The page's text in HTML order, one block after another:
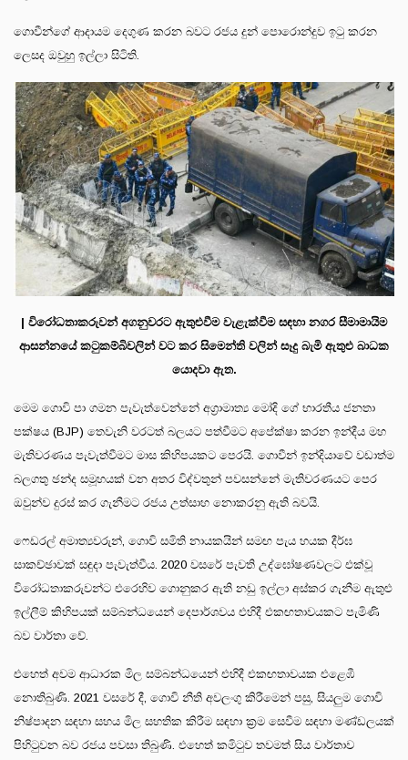
ගොවීන්ගේ ආදායම දෙගුණ කරන බවට රජය දුන් පොරොන්දුව ඉටු කරන
ලෙසද ඔවුහු ඉල්ලා සිටිති.
| විරෝධතාකරුවන් අගනුවරට ඇතුළුවීම වැළැක්වීම සඳහා නගර සීමාමායිම
ආසන්නයේ කටුකම්බිවලින් වට කර සිමෙන්ති වලින් සෑදු බැමි ඇතුළු බාධක
යොදවා ඇත.
මෙම ගොවි පා ගමන පැවැත්වෙන්නේ අග්‍රාමාත්‍ය මෝදි ගේ භාරතීය ජනතා
පක්ෂය (BJP) තෙවැනි වරටත් බලයට පත්වීමට අපේක්ෂා කරන ඉන්දීය මහ
මැතිවරණය පැවැත්වීමට මාස කිහිපයකට පෙරයි. ගොවීන් ඉන්දියාවේ වඩාත්ම
බලගතු ඡන්ද සමූහයක් වන අතර විද්වතුන් පවසන්නේ මැතිවරණයට පෙර
ඔවුන්ව දුරස් කර ගැනීමට රජය උත්සාහ නොකරනු ඇති බවයි.
ෆෙඩරල් අමාත්‍යවරුන්, ගොවි සමිති නායකයින් සමඟ පැය හයක දීර්ඝ
සාකච්ඡාවක් සඳුදා පැවැත්වීය. 2020 වසරේ පැවති උද්ඝෝෂණවලට එක්වූ
විරෝධතාකරුවන්ට එරෙහිව ගොනුකර ඇති නඩු ඉල්ලා අස්කර ගැනීම ඇතුළු
ඉල්ලීම් කිහිපයක් සම්බන්ධයෙන් දෙපාර්ශවය එහිදී එකඟතාවයකට පැමිණි
බව වාර්තා වේ.
එහෙත් අවම ආධාරක මිල සම්බන්ධයෙන් එහිදී එකඟතාවයක එළෙඹී
නොතිබුණි. 2021 වසරේ දී, ගොවි නීති අවලංගු කිරීමෙන් පසු, සියලුම ගොවි
නිෂ්පාදන සඳහා සහය මිල සහතික කිරීම සඳහා ක්‍රම සෙවීම සඳහා මණ්ඩලයක්
පිහිටුවන බව රජය පවසා තිබුණි. එහෙත් කමිටුව තවමත් සිය වාර්තාව